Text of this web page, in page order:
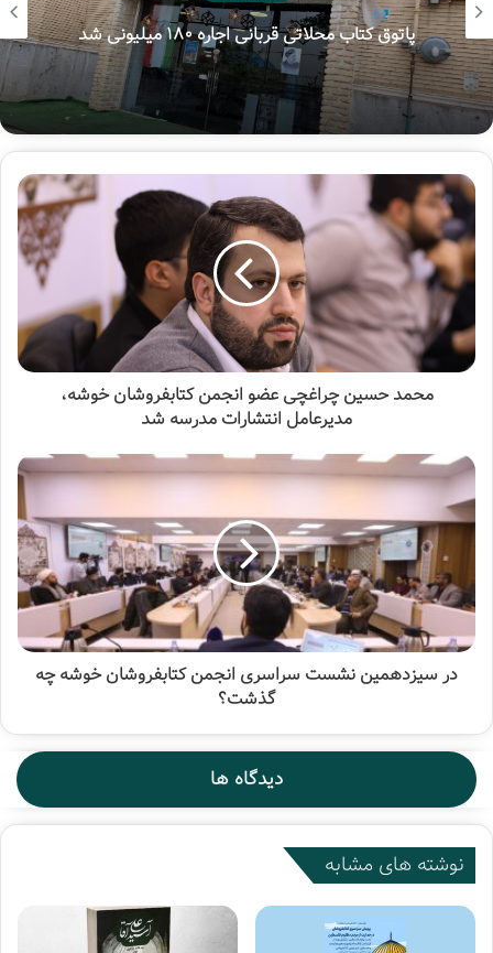
پاتوق کتاب محلاتی قربانی اجاره ۱۸۰ میلیونی شد
محمد حسین چراغچی عضو انجمن کتابفروشان خوشه،
مدیرعامل انتشارات مدرسه شد
در سیزدهمین نشست سراسری انجمن کتابفروشان خوشه چه
گذشت؟
دیدگاه ها
نوشته های مشابه